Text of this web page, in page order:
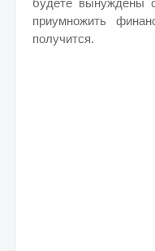
будете вынуждены
приумножить
получится.